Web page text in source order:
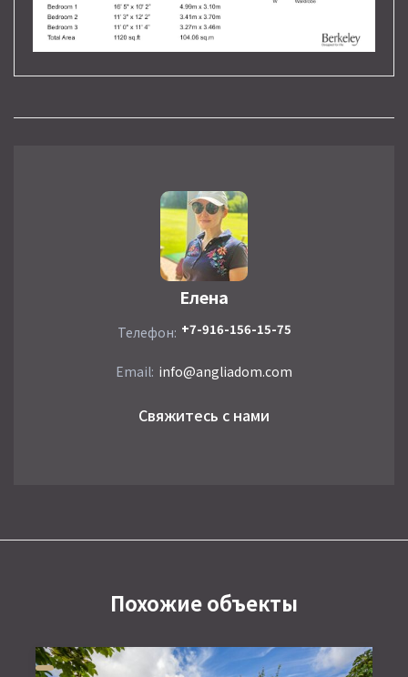
Елена
Телефон: +7-916-156-15-75
Email: info@angliadom.com
Свяжитесь с нами
Похожие объекты